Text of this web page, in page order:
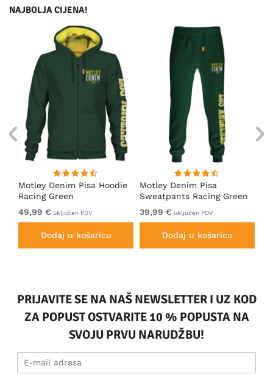
NAJBOLJA CIJENA!
Motley Denim Pisa Hoodie
Racing Green
49,99 € uključen PDV
Dodaj u košaricu
Motley Denim Pisa
Sweatpants Racing Green
39,99 € uključen PDV
Dodaj u košaricu
PRIJAVITE SE NA NAŠ NEWSLETTER I UZ KOD
ZA POPUST OSTVARITE 10 % POPUSTA NA
SVOJU PRVU NARUDŽBU!